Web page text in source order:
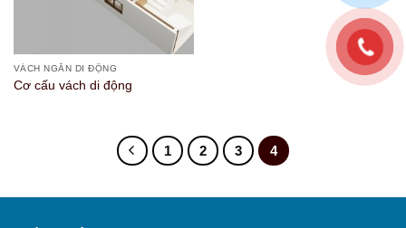
VÁCH NGĂN DI ĐỘNG
Cơ cấu vách di động
1 2 3 4